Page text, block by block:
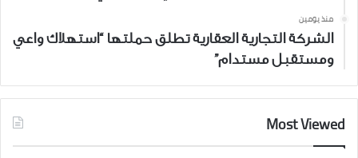
منذ يومين
الشركة التجارية العقارية تطلق حملتها “استهلاك واعي
ومستقبل مستدام”
Most Viewed